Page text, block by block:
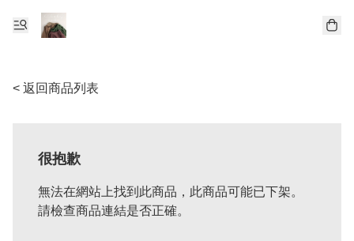
< 返回商品列表
很抱歉
無法在網站上找到此商品，此商品可能已下架。
請檢查商品連結是否正確。